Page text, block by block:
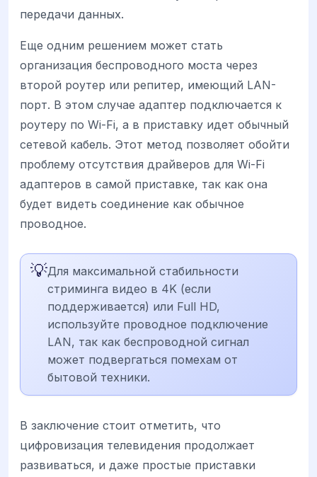
передачи данных.
Еще одним решением может стать
организация беспроводного моста через
второй роутер или репитер, имеющий LAN-
порт. В этом случае адаптер подключается к
роутеру по Wi-Fi, а в приставку идет обычный
сетевой кабель. Этот метод позволяет обойти
проблему отсутствия драйверов для Wi-Fi
адаптеров в самой приставке, так как она
будет видеть соединение как обычное
проводное.
💡Для максимальной стабильности
стриминга видео в 4K (если
поддерживается) или Full HD,
используйте проводное подключение
LAN, так как беспроводной сигнал
может подвергаться помехам от
бытовой техники.
В заключение стоит отметить, что
цифровизация телевидения продолжает
развиваться, и даже простые приставки